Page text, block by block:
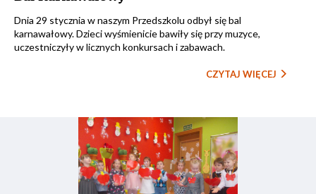
Dnia 29 stycznia w naszym Przedszkolu odbył się bal
karnawałowy. Dzieci wyśmienicie bawiły się przy muzyce,
uczestniczyły w licznych konkursach i zabawach.
CZYTAJ WIĘCEJ